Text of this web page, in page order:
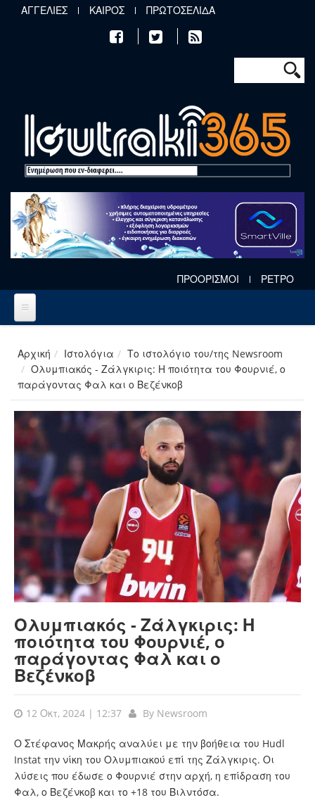
Παράκαμψη προς το κυρίως περιεχόμενο
ΑΓΓΕΛΙΕΣ ΚΑΙΡΟΣ ΠΡΩΤΟΣΕΛΙΔΑ
Φόρμα
Αναζήτηση
ΠΡΟΟΡΙΣΜΟΙ ΡΕΤΡΟ
Αρχική Ιστολόγια
Το ιστολόγιο του/της Newsroom
Ολυμπιακός - Ζάλγκιρις: Η ποιότητα του Φουρνιέ, ο
παράγοντας Φαλ και ο Βεζένκοβ
Ολυμπιακός - Ζάλγκιρις: Η
ποιότητα του Φουρνιέ, ο
παράγοντας Φαλ και ο
Βεζένκοβ
12 Οκτ, 2024 | 12:37 By Newsroom
Ο Στέφανος Μακρής αναλύει με την βοήθεια του Hudl
Instat την νίκη του Ολυμπιακού επί της Ζάλγκιρις. Οι
λύσεις που έδωσε ο Φουρνιέ στην αρχή, η επίδραση του
Φαλ, ο Βεζένκοβ και το +18 του Βιλντόσα.